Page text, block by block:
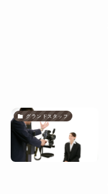
グランドスタッフ